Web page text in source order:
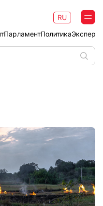
ПарламентПолитика
RU